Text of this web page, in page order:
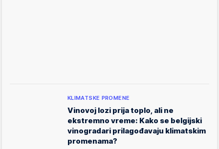
KLIMATSKE PROMENE
Vinovoj lozi prija toplo, ali ne
ekstremno vreme: Kako se belgijski
vinogradari prilagođavaju klimatskim
promenama?